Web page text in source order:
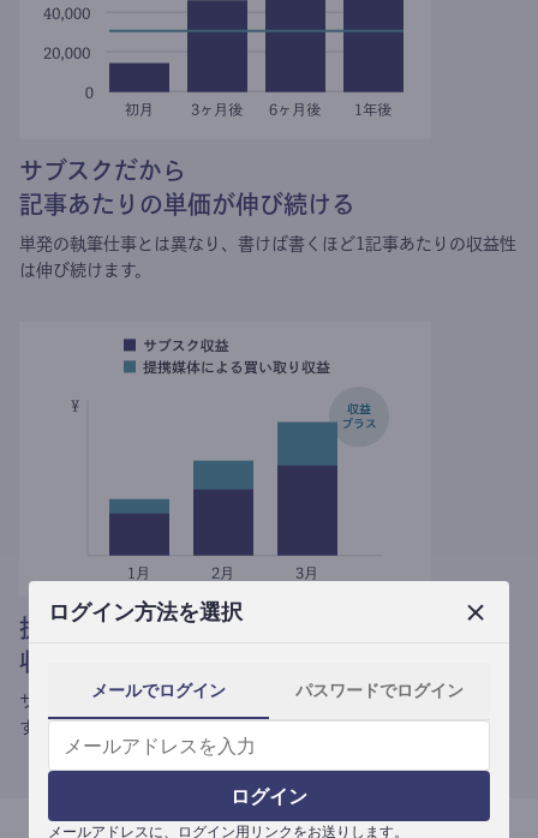
ログイン方法を選択
メールでログイン パスワードでログイン
ログイン
メールアドレスに、ログイン用リンクをお送りします。
サブスクだから
記事あたりの単価が伸び続ける
単発の執筆仕事とは異なり、 書けば書くほど1記事あたりの収益性
は伸び続けます。
提携媒体による記事買い取りで
収益がプラスされる
サブスク収益にメディアへの記事提供の売り上げをプラスできま
す。